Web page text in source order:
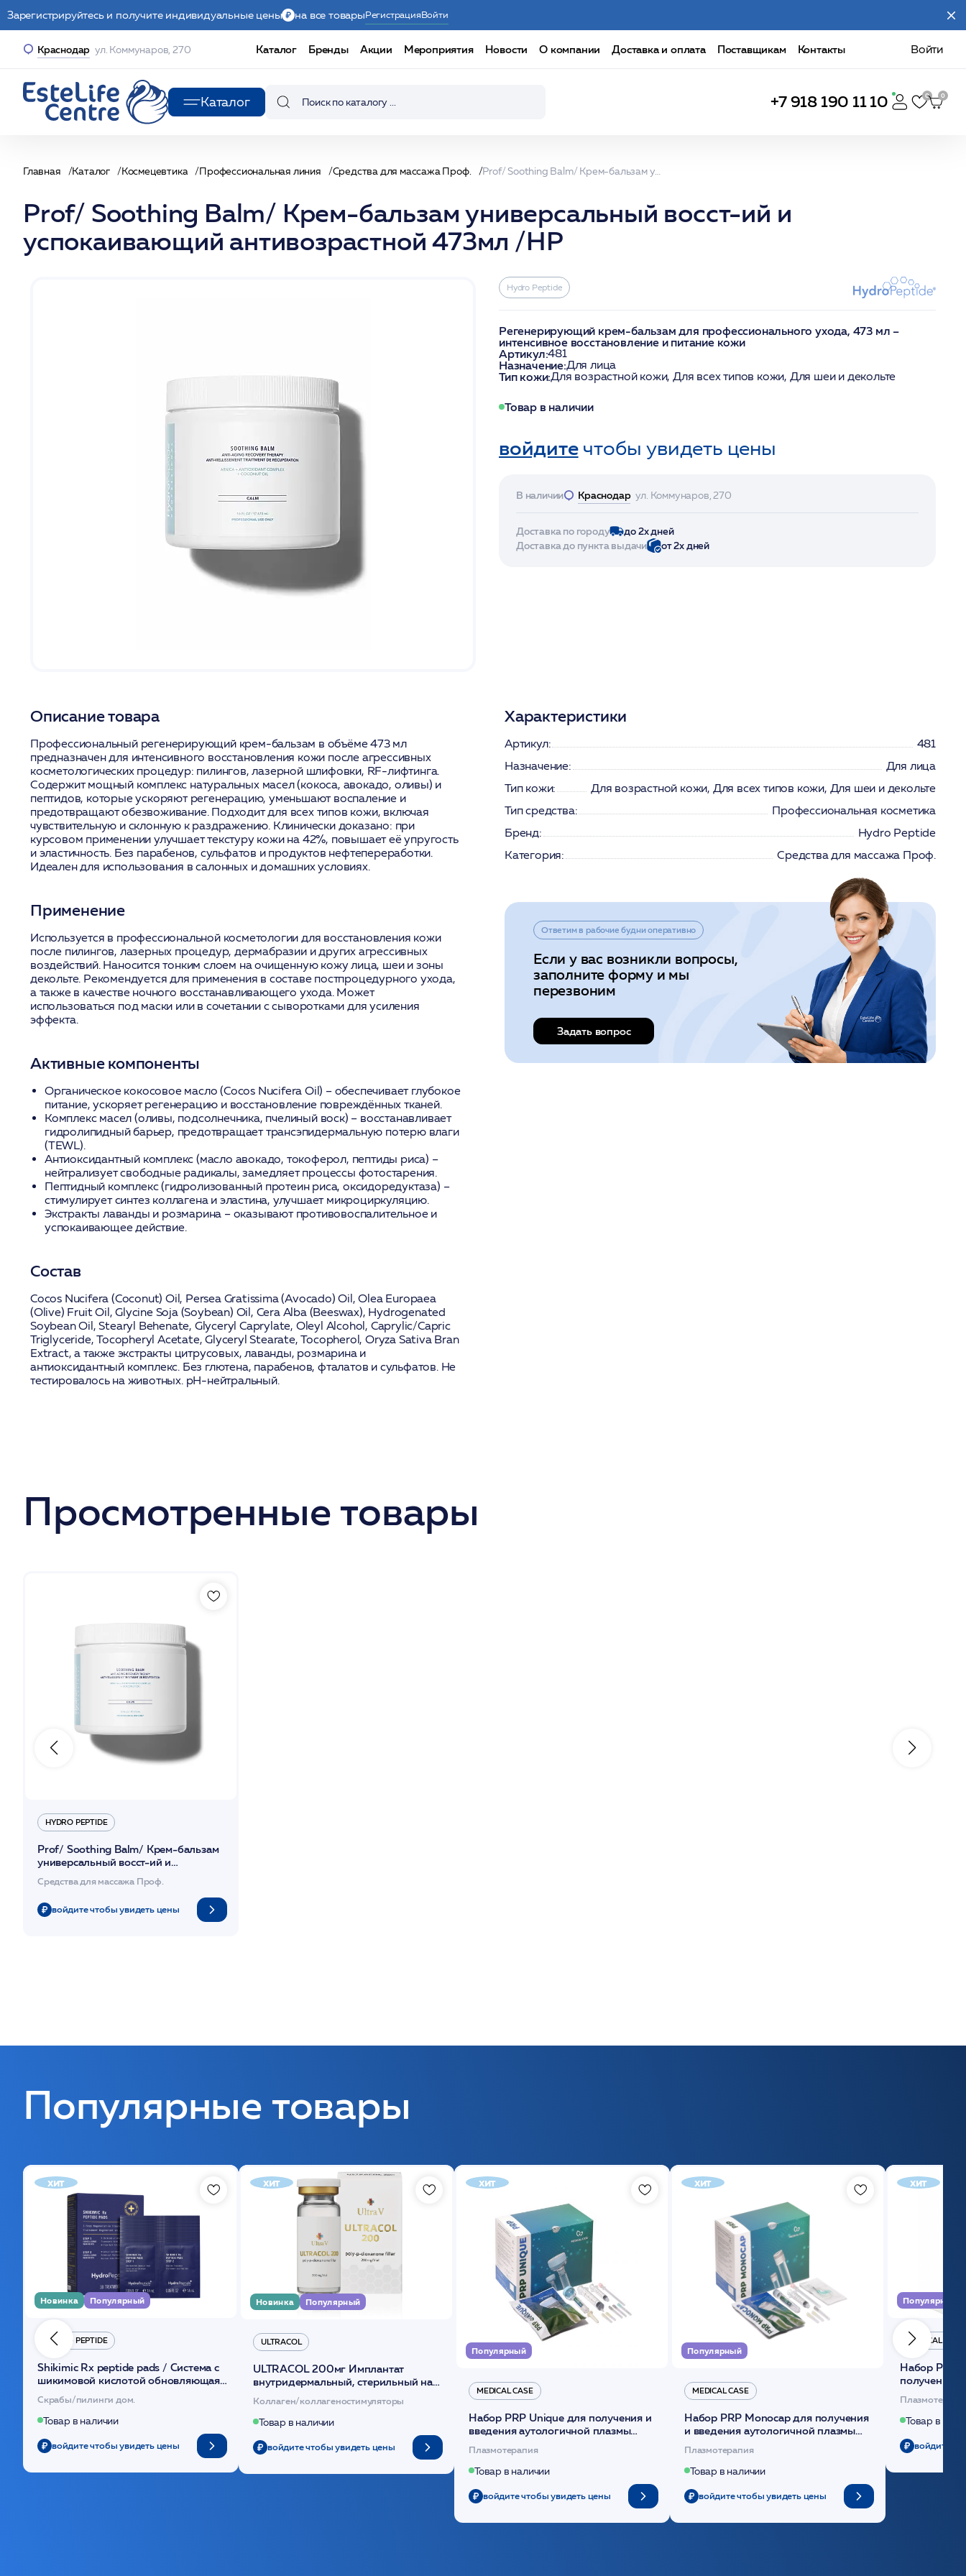
Зарегистрируйтесь и получите индивидуальные цены на все товарыРегистрацияВойти
Краснодар ул. Коммунаров, 270 Каталог Бренды Акции Мероприятия Новости О компании Доставка и оплата Поставщикам Контакты Войти
Каталог +7 918 190 11 10
Главная Каталог Космецевтика Профессиональная линия Средства для массажа Проф.
Prof/ Soothing Balm/ Крем-бальзам универсальный восст-ий и
успокаивающий антивозрастной 473мл /HP
Hydro Peptide
Регенерирующий крем-бальзам для профессионального ухода, 473 мл –
интенсивное восстановление и питание кожи
Артикул:481
Назначение:Для лица
Тип кожи:Для возрастной кожи, Для всех типов кожи, Для шеи и декольте
Товар в наличии
войдитечтобы увидеть цены
В наличии Краснодар ул. Коммунаров, 270
Доставка по городу
до 2х дней
Доставка до пункта выдачи
от 2х дней
Описание товара
Профессиональный регенерирующий крем-бальзам в объёме 473 мл
предназначен для интенсивного восстановления кожи после агрессивных
косметологических процедур: пилингов, лазерной шлифовки, RF-лифтинга.
Содержит мощный комплекс натуральных масел (кокоса, авокадо, оливы) и
пептидов, которые ускоряют регенерацию, уменьшают воспаление и
предотвращают обезвоживание. Подходит для всех типов кожи, включая
чувствительную и склонную к раздражению. Клинически доказано: при
курсовом применении улучшает текстуру кожи на 42%, повышает её упругость
и эластичность. Без парабенов, сульфатов и продуктов нефтепереработки.
Идеален для использования в салонных и домашних условиях.
Применение
Используется в профессиональной косметологии для восстановления кожи
после пилингов, лазерных процедур, дермабразии и других агрессивных
воздействий. Наносится тонким слоем на очищенную кожу лица, шеи и зоны
декольте. Рекомендуется для применения в составе постпроцедурного ухода,
а также в качестве ночного восстанавливающего ухода. Может
использоваться под маски или в сочетании с сыворотками для усиления
эффекта.
Активные компоненты
Органическое кокосовое масло (Cocos Nucifera Oil) – обеспечивает глубокое
питание, ускоряет регенерацию и восстановление повреждённых тканей.
Комплекс масел (оливы, подсолнечника, пчелиный воск) – восстанавливает
гидролипидный барьер, предотвращает трансэпидермальную потерю влаги
(TEWL).
Антиоксидантный комплекс (масло авокадо, токоферол, пептиды риса) –
нейтрализует свободные радикалы, замедляет процессы фотостарения.
Пептидный комплекс (гидролизованный протеин риса, оксидоредуктаза) –
стимулирует синтез коллагена и эластина, улучшает микроциркуляцию.
Экстракты лаванды и розмарина – оказывают противовоспалительное и
успокаивающее действие.
Состав
Cocos Nucifera (Coconut) Oil, Persea Gratissima (Avocado) Oil, Olea Europaea
(Olive) Fruit Oil, Glycine Soja (Soybean) Oil, Cera Alba (Beeswax), Hydrogenated
Soybean Oil, Stearyl Behenate, Glyceryl Caprylate, Oleyl Alcohol, Caprylic/Capric
Triglyceride, Tocopheryl Acetate, Glyceryl Stearate, Tocopherol, Oryza Sativa Bran
Extract, а также экстракты цитрусовых, лаванды, розмарина и
антиоксидантный комплекс. Без глютена, парабенов, фталатов и сульфатов. Не
тестировалось на животных. pH-нейтральный.
Характеристики
Артикул:
481
Назначение:
Для лица
Тип кожи:
Для возрастной кожи, Для всех типов кожи, Для шеи и декольте
Тип средства:
Профессиональная косметика
Бренд:
Hydro Peptide
Категория:
Средства для массажа Проф.
Ответим в рабочие будни оперативно
Если у вас возникли вопросы,
заполните форму и мы
перезвоним
Задать вопрос
Просмотренные товары
HYDRO PEPTIDE
Prof/ Soothing Balm/ Крем-бальзам
универсальный восст-ий и
успокаивающий антивозрастной
473мл /HP
Средства для массажа Проф.
войдите чтобы увидеть цены
Популярные товары
хит
Новинка Популярный
HYDRO PEPTIDE
Shikimic Rx peptide pads / Cистема с
шикимовой кислотой обновляющая
(30шт) /HP
Скрабы/пилинги дом.
Товар в наличии
войдите чтобы увидеть цены
хит
Новинка Популярный
ULTRACOL
ULTRACOL 200мг Имплантат
внутридермальный, стерильный на
основе полидиоксанона /ULTRACOL
Коллаген/коллагеностимуляторы
Товар в наличии
войдите чтобы увидеть цены
хит
Популярный
MEDICAL CASE
Набор PRP Unique для получения и
введения аутологичной плазмы
(саше 1шт)/Medical Case
Плазмотерапия
Товар в наличии
войдите чтобы увидеть цены
хит
Популярный
MEDICAL CASE
Набор PRP Monocap для получения
и введения аутологичной плазмы
(саше 1шт)/Medical Case
Плазмотерапия
Товар в наличии
войдите чтобы увидеть цены
хит
Популярный
MEDICAL CASE
Набор Plasmoactive Стандарт для
получения
плазмы
Товар в
войдите